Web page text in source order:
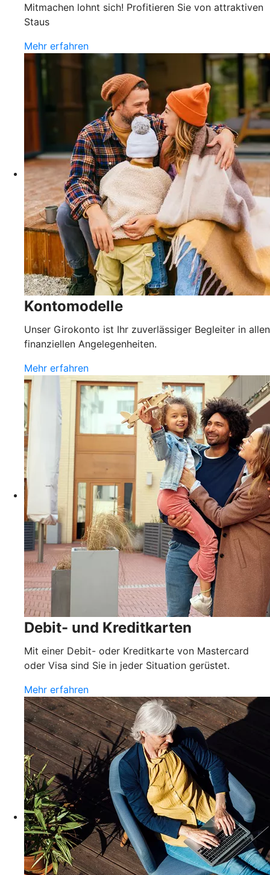
Mitmachen lohnt sich! Profitieren Sie von attraktiven
Staus
Mehr erfahren
Kontomodelle
Unser Girokonto ist Ihr zuverlässiger Begleiter in allen
finanziellen Angelegenheiten.
Mehr erfahren
Debit- und Kreditkarten
Mit einer Debit- oder Kreditkarte von Mastercard
oder Visa sind Sie in jeder Situation gerüstet.
Mehr erfahren